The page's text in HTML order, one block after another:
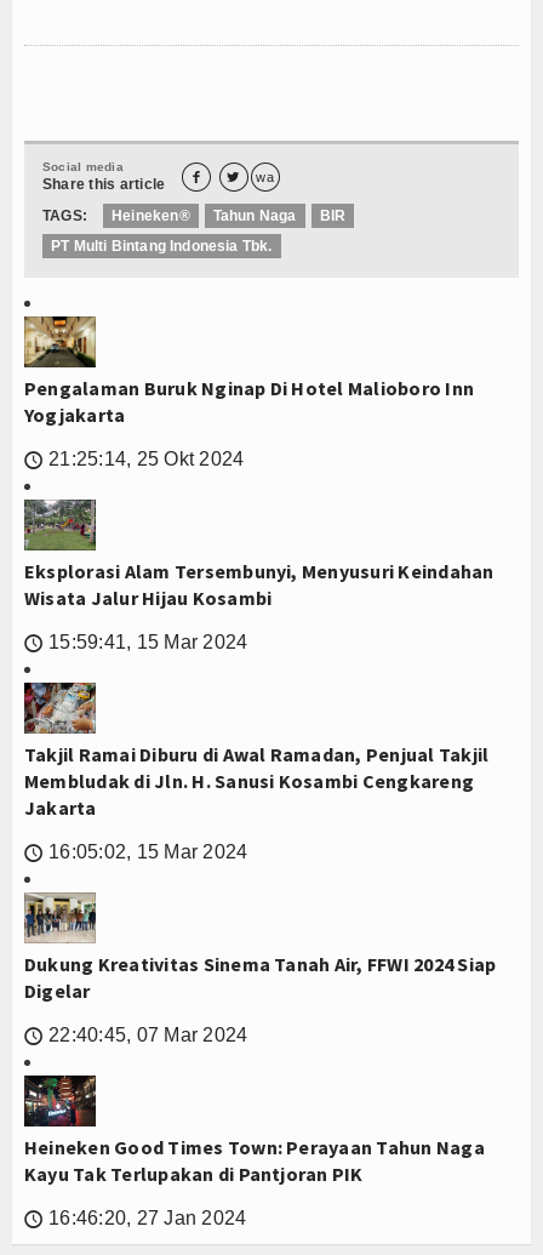
Social media
Share this article   wa
TAGS: Heineken® Tahun Naga
BIR
PT Multi Bintang Indonesia Tbk.
Pengalaman Buruk Nginap Di Hotel Malioboro Inn
Yogjakarta
🕔 21:25:14, 25 Okt 2024
Eksplorasi Alam Tersembunyi, Menyusuri Keindahan
Wisata Jalur Hijau Kosambi
🕔 15:59:41, 15 Mar 2024
Takjil Ramai Diburu di Awal Ramadan, Penjual Takjil
Membludak di Jln. H. Sanusi Kosambi Cengkareng
Jakarta
🕔 16:05:02, 15 Mar 2024
Dukung Kreativitas Sinema Tanah Air, FFWI 2024 Siap
Digelar
🕔 22:40:45, 07 Mar 2024
Heineken Good Times Town: Perayaan Tahun Naga
Kayu Tak Terlupakan di Pantjoran PIK
🕔 16:46:20, 27 Jan 2024